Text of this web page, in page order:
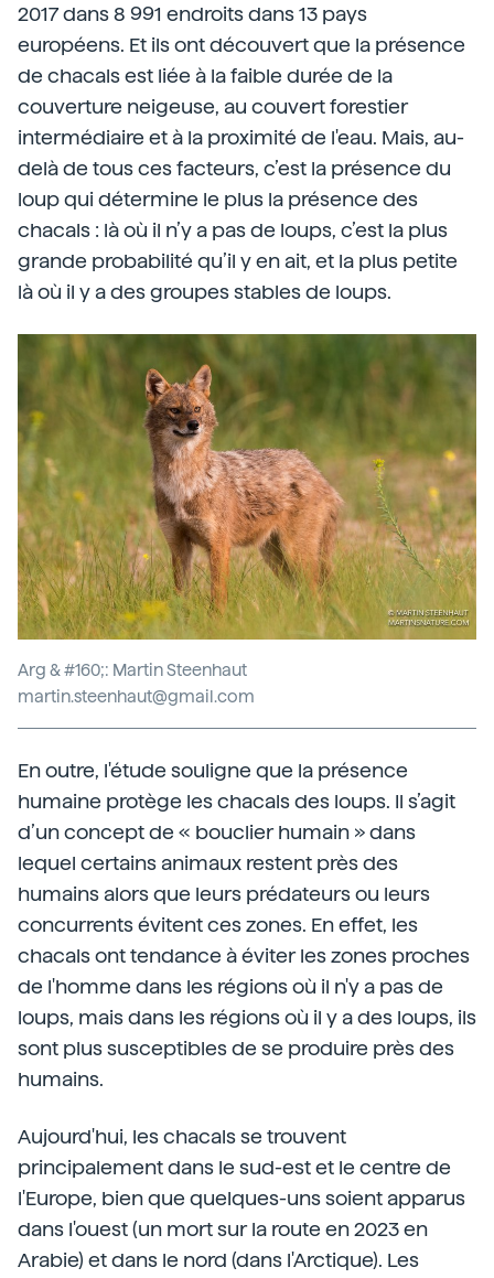
2017 dans 8 991 endroits dans 13 pays
européens. Et ils ont découvert que la présence
de chacals est liée à la faible durée de la
couverture neigeuse, au couvert forestier
intermédiaire et à la proximité de l'eau. Mais, au-
delà de tous ces facteurs, c’est la présence du
loup qui détermine le plus la présence des
chacals : là où il n’y a pas de loups, c’est la plus
grande probabilité qu’il y en ait, et la plus petite
là où il y a des groupes stables de loups.
Arg & #160;: Martin Steenhaut
martin.steenhaut@gmail.com
En outre, l'étude souligne que la présence
humaine protège les chacals des loups. Il s’agit
d’un concept de « bouclier humain » dans
lequel certains animaux restent près des
humains alors que leurs prédateurs ou leurs
concurrents évitent ces zones. En effet, les
chacals ont tendance à éviter les zones proches
de l'homme dans les régions où il n'y a pas de
loups, mais dans les régions où il y a des loups, ils
sont plus susceptibles de se produire près des
humains.
Aujourd'hui, les chacals se trouvent
principalement dans le sud-est et le centre de
l'Europe, bien que quelques-uns soient apparus
dans l'ouest (un mort sur la route en 2023 en
Arabie) et dans le nord (dans l'Arctique). Les